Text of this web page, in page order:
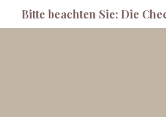
Bitte beachten Sie: Die